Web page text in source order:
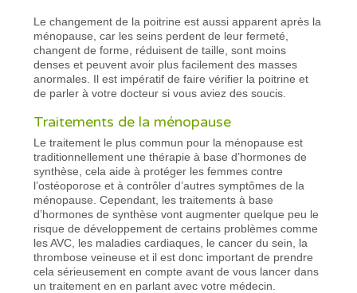
Le changement de la poitrine est aussi apparent après la
ménopause, car les seins perdent de leur fermeté,
changent de forme, réduisent de taille, sont moins
denses et peuvent avoir plus facilement des masses
anormales. Il est impératif de faire vérifier la poitrine et
de parler à votre docteur si vous aviez des soucis.
Traitements de la ménopause
Le traitement le plus commun pour la ménopause est
traditionnellement une thérapie à base d’hormones de
synthèse, cela aide à protéger les femmes contre
l’ostéoporose et à contrôler d’autres symptômes de la
ménopause. Cependant, les traitements à base
d’hormones de synthèse vont augmenter quelque peu le
risque de développement de certains problèmes comme
les AVC, les maladies cardiaques, le cancer du sein, la
thrombose veineuse et il est donc important de prendre
cela sérieusement en compte avant de vous lancer dans
un traitement en en parlant avec votre médecin.